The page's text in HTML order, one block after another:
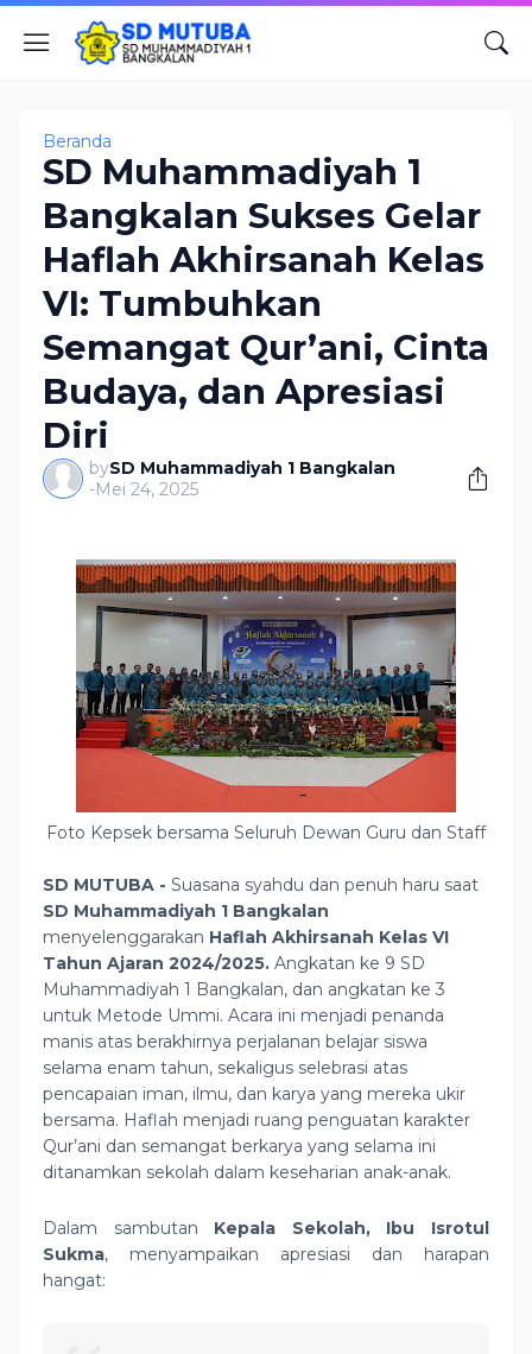
Beranda
SD Muhammadiyah 1
Bangkalan Sukses Gelar
Haflah Akhirsanah Kelas
VI: Tumbuhkan
Semangat Qur’ani, Cinta
Budaya, dan Apresiasi
Diri
bySD Muhammadiyah 1 Bangkalan
-Mei 24, 2025
Foto Kepsek bersama Seluruh Dewan Guru dan Staff
SD MUTUBA - Suasana syahdu dan penuh haru saat
SD Muhammadiyah 1 Bangkalan
menyelenggarakan Haflah Akhirsanah Kelas VI
Tahun Ajaran 2024/2025. Angkatan ke 9 SD
Muhammadiyah 1 Bangkalan, dan angkatan ke 3
untuk Metode Ummi. Acara ini menjadi penanda
manis atas berakhirnya perjalanan belajar siswa
selama enam tahun, sekaligus selebrasi atas
pencapaian iman, ilmu, dan karya yang mereka ukir
bersama. Haflah menjadi ruang penguatan karakter
Qur’ani dan semangat berkarya yang selama ini
ditanamkan sekolah dalam keseharian anak-anak.
Dalam sambutan Kepala Sekolah, Ibu Isrotul
Sukma, menyampaikan apresiasi dan harapan
hangat: